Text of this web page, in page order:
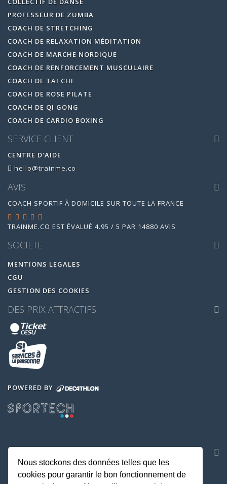
PROFESSEUR DE ZUMBA
COACH DE STRETCHING
COACH DE RELAXATION MÉDITATION
COACH DE MARCHE NORDIQUE
COACH DE RENFORCEMENT MUSCULAIRE
COACH DE TAI CHI
COACH DE ROSE PILATE
COACH DE QI GONG
COACH DE CARDIO BOXING
SERVICE CLIENT
CENTRE D'AIDE
hello@trainme.co
AVIS
COACH SPORTIF À DOMICILE SUR TOUTE LA FRANCE
TRAINME.CO EST ÉVALUÉ 4.95 / 5 PAR 14880 AVIS
SOCIETE
MENTIONS LEGALES
CGU
GESTION DES COOKIES
DES PRIX ATTRACTIFS
POWERED BY
Nous stockons des données telles que les
cookies pour garantir le bon fonctionnement de